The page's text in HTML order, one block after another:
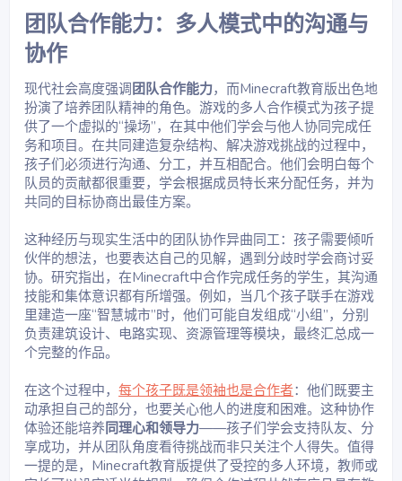
团队合作能力：多人模式中的沟通与
协作​
现代社会高度强调 团队合作能力，而Minecraft教育版出色地
扮演了培养团队精神的角色。游戏的多人合作模式为孩子提
供了一个虚拟的“操场”，在其中他们学会与他人协同完成任
务和项目。在共同建造复杂结构、解决游戏挑战的过程中，
孩子们必须进行沟通、分工，并互相配合。他们会明白每个
队员的贡献都很重要，学会根据成员特长来分配任务，并为
共同的目标协商出最佳方案。
这种经历与现实生活中的团队协作异曲同工：孩子需要倾听
伙伴的想法，也要表达自己的见解，遇到分歧时学会商讨妥
协。研究指出，在Minecraft中合作完成任务的学生，其沟通
技能和集体意识都有所增强。例如，当几个孩子联手在游戏
里建造一座“智慧城市”时，他们可能自发组成“小组”，分别
负责建筑设计、电路实现、资源管理等模块，最终汇总成一
个完整的作品。
在这个过程中， 每个孩子既是领袖也是合作者：他们既要主
动承担自己的部分，也要关心他人的进度和困难。这种协作
体验还能培养 同理心和领导力——孩子们学会支持队友、分
享成功，并从团队角度看待挑战而非只关注个人得失。值得
一提的是，Minecraft教育版提供了受控的多人环境，教师或